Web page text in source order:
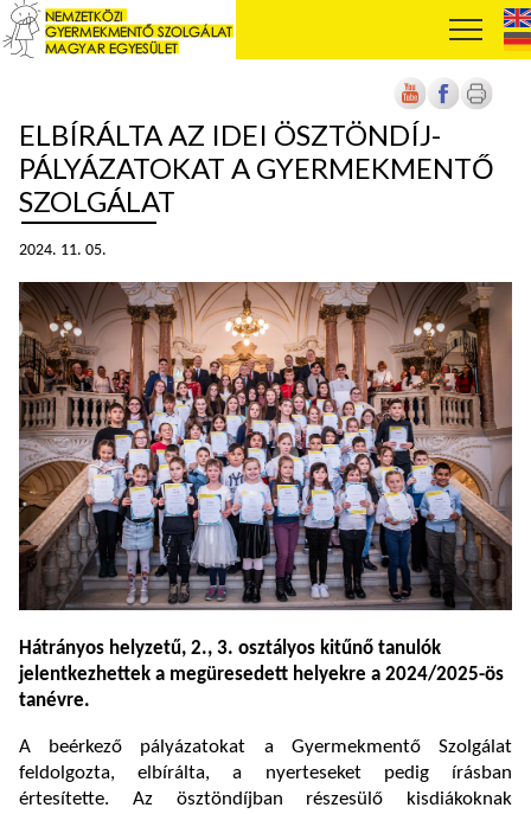
ELBÍRÁLTA AZ IDEI ÖSZTÖNDÍJ-
PÁLYÁZATOKAT A GYERMEKMENTŐ
SZOLGÁLAT
2024. 11. 05.
Hátrányos helyzetű, 2., 3. osztályos kitűnő tanulók
jelentkezhettek a megüresedett helyekre a 2024/2025-ös
tanévre.
A beérkező pályázatokat a Gyermekmentő Szolgálat
feldolgozta, elbírálta, a nyerteseket pedig írásban
értesítette. Az ösztöndíjban részesülő kisdiákoknak